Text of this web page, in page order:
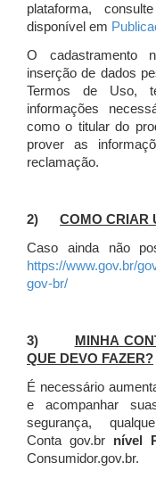
plataforma,
disponível em
O cadastramento
inserção de dados
Termos de Uso,
informações
como o titular do
prover as
reclamação.
2) COMO CRIAR
Caso ainda não
https://www.gov.br/
gov-br/
3)
MINHA
QUE DEVO FAZER?
É necessário
e acompanhar
segurança,
Conta gov.br nível
Consumidor.gov.br.